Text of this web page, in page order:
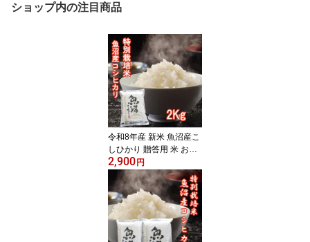
ショップ内の注目商品
令和8年産 新米 魚沼産こ
しひかり 贈答用 米 お米
2kg 魚沼産 コシヒカリ
新潟産 新潟こしひかり
魚沼 こしひかり 魚沼産
コシヒカリ 新潟県産 新
潟産 美味しい 白米 こめ
コメ のし対応 内祝い お
祝い 出産祝い お返し 挨
2,900 円